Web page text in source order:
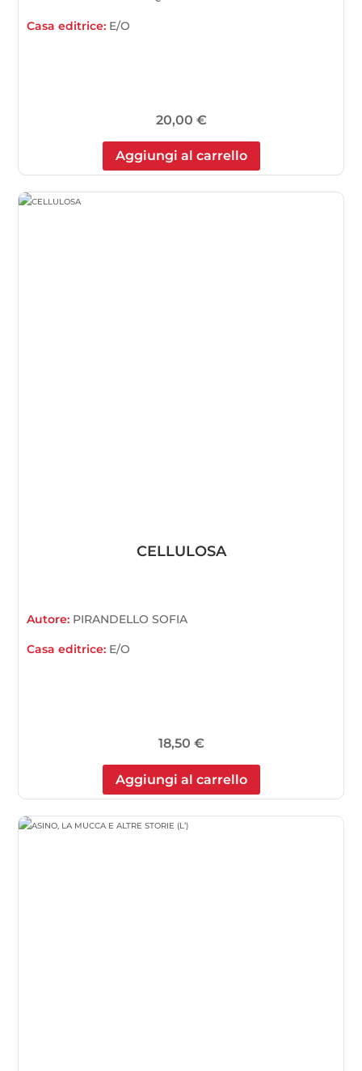
Casa editrice: E/O
20,00 €
Aggiungi al carrello
CELLULOSA
Autore: PIRANDELLO SOFIA
Casa editrice: E/O
18,50 €
Aggiungi al carrello